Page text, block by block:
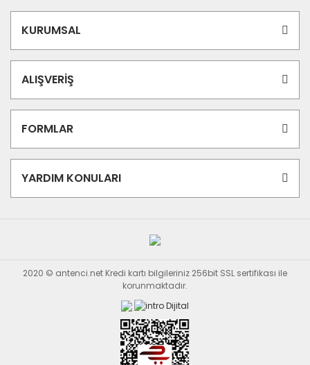
KURUMSAL
ALIŞVERİŞ
FORMLAR
YARDIM KONULARI
2020 © antenci.net Kredi kartı bilgileriniz 256bit SSL sertifikası ile
korunmaktadır.